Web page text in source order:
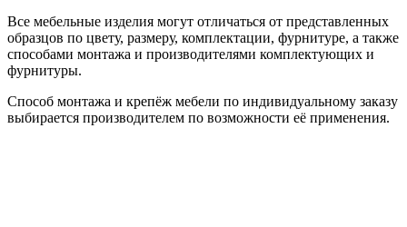
Все мебельные изделия могут отличаться от представленных
образцов по цвету, размеру, комплектации, фурнитуре, а также
способами монтажа и производителями комплектующих и
фурнитуры.
Способ монтажа и крепёж мебели по индивидуальному заказу
выбирается производителем по возможности её применения.